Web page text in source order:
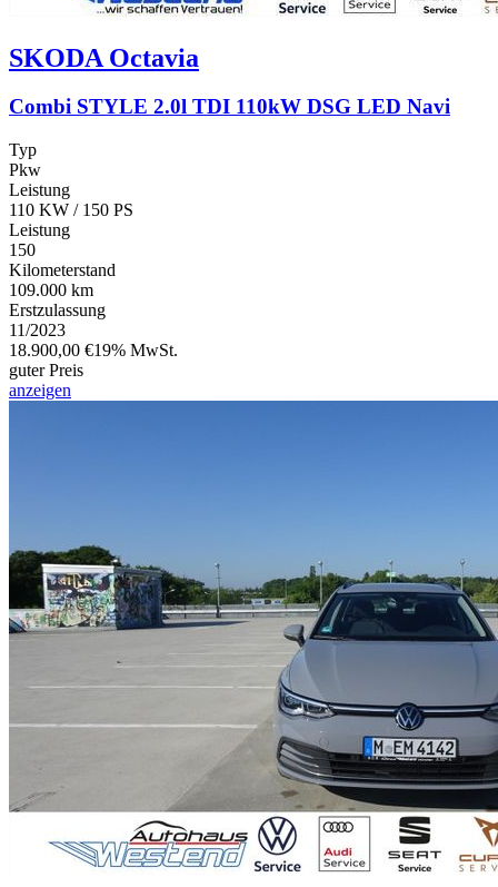
SKODA Octavia
Combi STYLE 2.0l TDI 110kW DSG LED Navi
Typ
Pkw
Leistung
110 KW / 150 PS
Leistung
150
Kilometerstand
109.000 km
Erstzulassung
11/2023
18.900,00 €19% MwSt.
guter Preis
anzeigen